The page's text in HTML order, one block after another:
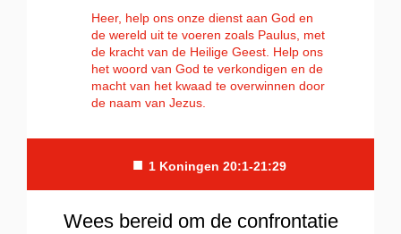
Heer, help ons onze dienst aan God en
de wereld uit te voeren zoals Paulus, met
de kracht van de Heilige Geest. Help ons
het woord van God te verkondigen en de
macht van het kwaad te overwinnen door
de naam van Jezus.
■ 1 Koningen 20:1-21:29
Wees bereid om de confrontatie